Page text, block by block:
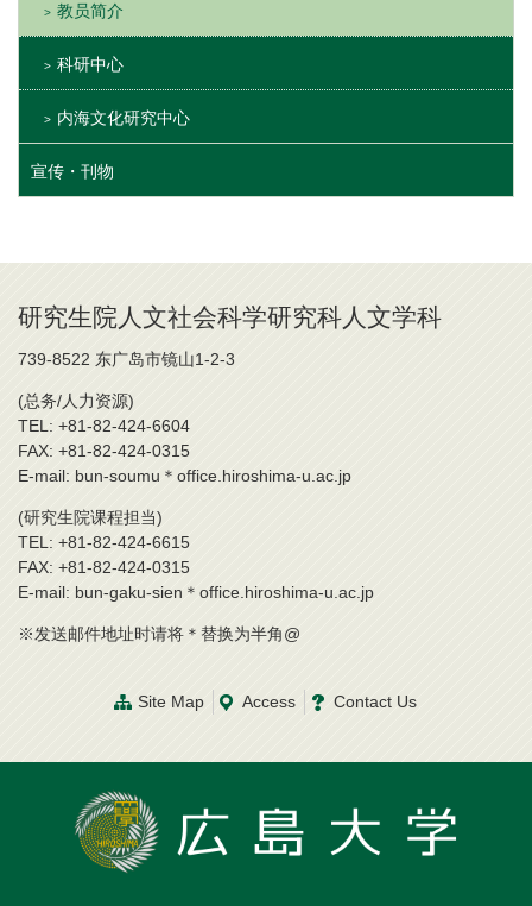
教员简介
科研中心
内海文化研究中心
宣传・刊物
研究生院人文社会科学研究科人文学科
739-8522 东广岛市镜山1-2-3
(总务/人力资源)
TEL: +81-82-424-6604
FAX: +81-82-424-0315
E-mail: bun-soumu＊office.hiroshima-u.ac.jp
(研究生院课程担当)
TEL: +81-82-424-6615
FAX: +81-82-424-0315
E-mail: bun-gaku-sien＊office.hiroshima-u.ac.jp
※发送邮件地址时请将＊替换为半角@
Site Map Access Contact Us